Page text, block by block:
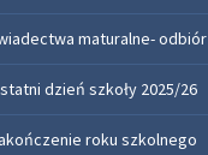
maturalne- odbiór
dzień szkoły 2025/26
roku szkolnego